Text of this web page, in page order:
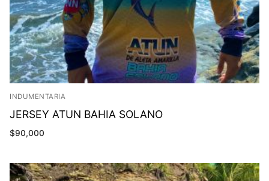
INDUMENTARIA
JERSEY ATUN BAHIA SOLANO
$90,000